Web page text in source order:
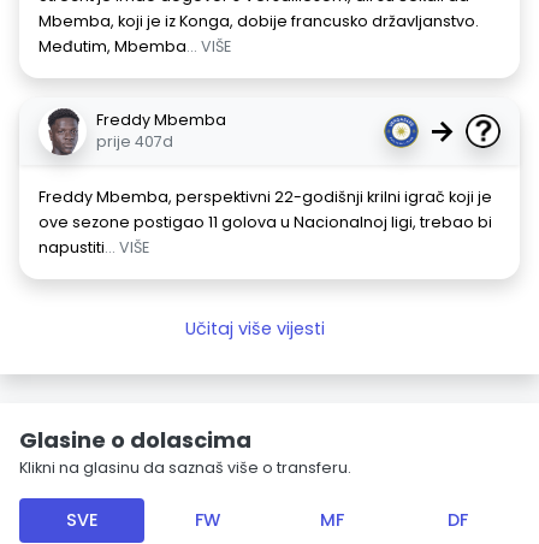
Mbemba, koji je iz Konga, dobije francusko državljanstvo.
Međutim, Mbemba... VIŠE
Freddy Mbemba
prije 407d
→
Freddy Mbemba, perspektivni 22-godišnji krilni igrač koji je
ove sezone postigao 11 golova u Nacionalnoj ligi, trebao bi
napustiti... VIŠE
Učitaj više vijesti
Glasine o dolascima
Klikni na glasinu da saznaš više o transferu.
SVE FW MF DF